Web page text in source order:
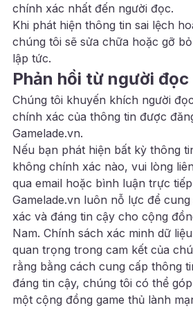
chính xác nhất đến người đọc.
Khi phát hiện thông tin sai lệch
chúng tôi sẽ sửa chữa hoặc gỡ
lập tức.
Phản hồi từ người đọc
Chúng tôi khuyến khích người
chính xác của thông tin được
Gamelade.vn.
Nếu bạn phát hiện bất kỳ thông
không chính xác nào, vui lòng
qua email hoặc bình luận trực
Gamelade.vn luôn nỗ lực để
xác và đáng tin cậy cho cộng
Nam. Chính sách xác minh dữ
quan trọng trong cam kết của
rằng bằng cách cung cấp thông
đáng tin cậy, chúng tôi có thể
một cộng đồng game thủ lành